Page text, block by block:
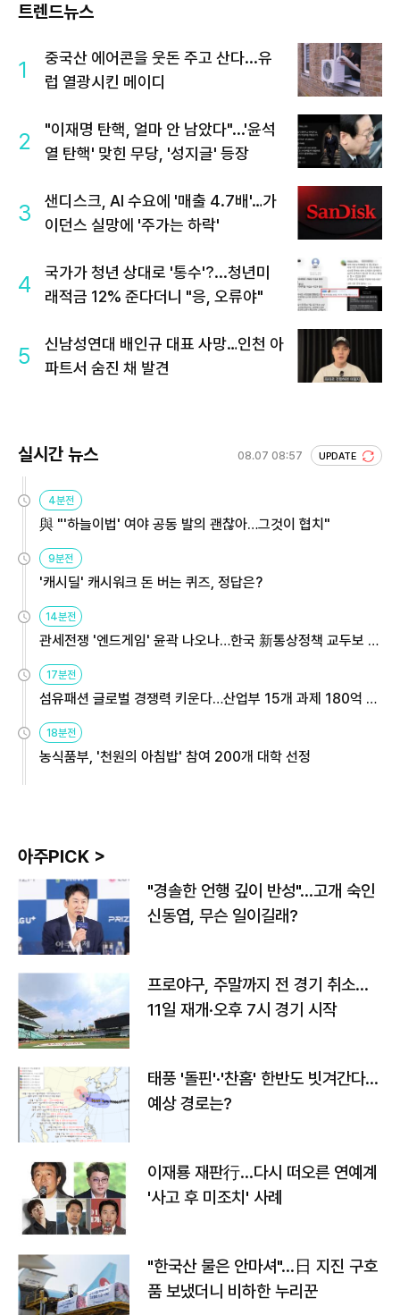
트렌드뉴스
1
중국산 에어콘을 웃돈 주고 산다...유
럽 열광시킨 메이디
2
"이재명 탄핵, 얼마 안 남았다"...'윤석
열 탄핵' 맞힌 무당, '성지글' 등장
3
샌디스크, AI 수요에 '매출 4.7배'…가
이던스 실망에 '주가는 하락'
4
국가가 청년 상대로 '통수'?...청년미
래적금 12% 준다더니 "응, 오류야"
5
신남성연대 배인규 대표 사망…인천 아
파트서 숨진 채 발견
실시간 뉴스 08.07 08:57 UPDATE
4분전
與 "'하늘이법' 여야 공동 발의 괜찮아…그것이 협치"
9분전
'캐시딜' 캐시워크 돈 버는 퀴즈, 정답은?
14분전
관세전쟁 '엔드게임' 윤곽 나오나…한국 新통상정책 교두보 활
용해야
17분전
섬유패션 글로벌 경쟁력 키운다…산업부 15개 과제 180억 지
원
18분전
농식품부, '천원의 아침밥' 참여 200개 대학 선정
아주PICK >
"경솔한 언행 깊이 반성"…고개 숙인
신동엽, 무슨 일이길래?
프로야구, 주말까지 전 경기 취소…
11일 재개·오후 7시 경기 시작
태풍 '돌핀'·'찬홈' 한반도 빗겨간다…
예상 경로는?
이재룡 재판行…다시 떠오른 연예계
'사고 후 미조치' 사례
"한국산 물은 안마셔"…日 지진 구호
품 보냈더니 비하한 누리꾼